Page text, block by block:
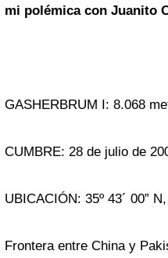
mi polémica con Juanito
GASHERBRUM I: 8.068
CUMBRE: 28 de julio de
UBICACIÓN: 35º 43´ 00”
Frontera entre China y